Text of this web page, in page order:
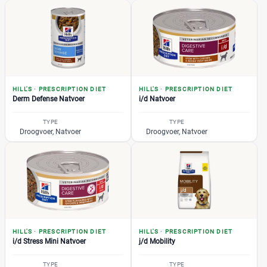
HILL'S · PRESCRIPTION DIET
Derm Defense Natvoer
TYPE
Droogvoer, Natvoer
HILL'S · PRESCRIPTION DIET
i/d Natvoer
TYPE
Droogvoer, Natvoer
HILL'S · PRESCRIPTION DIET
i/d Stress Mini Natvoer
TYPE
HILL'S · PRESCRIPTION DIET
j/d Mobility
TYPE